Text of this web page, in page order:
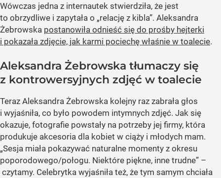
Wówczas jedna z internautek stwierdziła, że jest
to obrzydliwe i zapytała o „relację z kibla”. Aleksandra
Żebrowska postanowiła odnieść się do prośby hejterki
i pokazała zdjęcie, jak karmi pociechę właśnie w toalecie.
Aleksandra Żebrowska tłumaczy się
z kontrowersyjnych zdjęć w toalecie
Teraz Aleksandra Żebrowska kolejny raz zabrała głos
i wyjaśniła, co było powodem intymnych zdjęć. Jak się
okazuje, fotografie powstały na potrzeby jej firmy, która
produkuje akcesoria dla kobiet w ciąży i młodych mam.
„Sesja miała pokazywać naturalne momenty z okresu
poporodowego/połogu. Niektóre piękne, inne trudne” –
czytamy. Celebrytka wyjaśniła też, że tym samym chciała